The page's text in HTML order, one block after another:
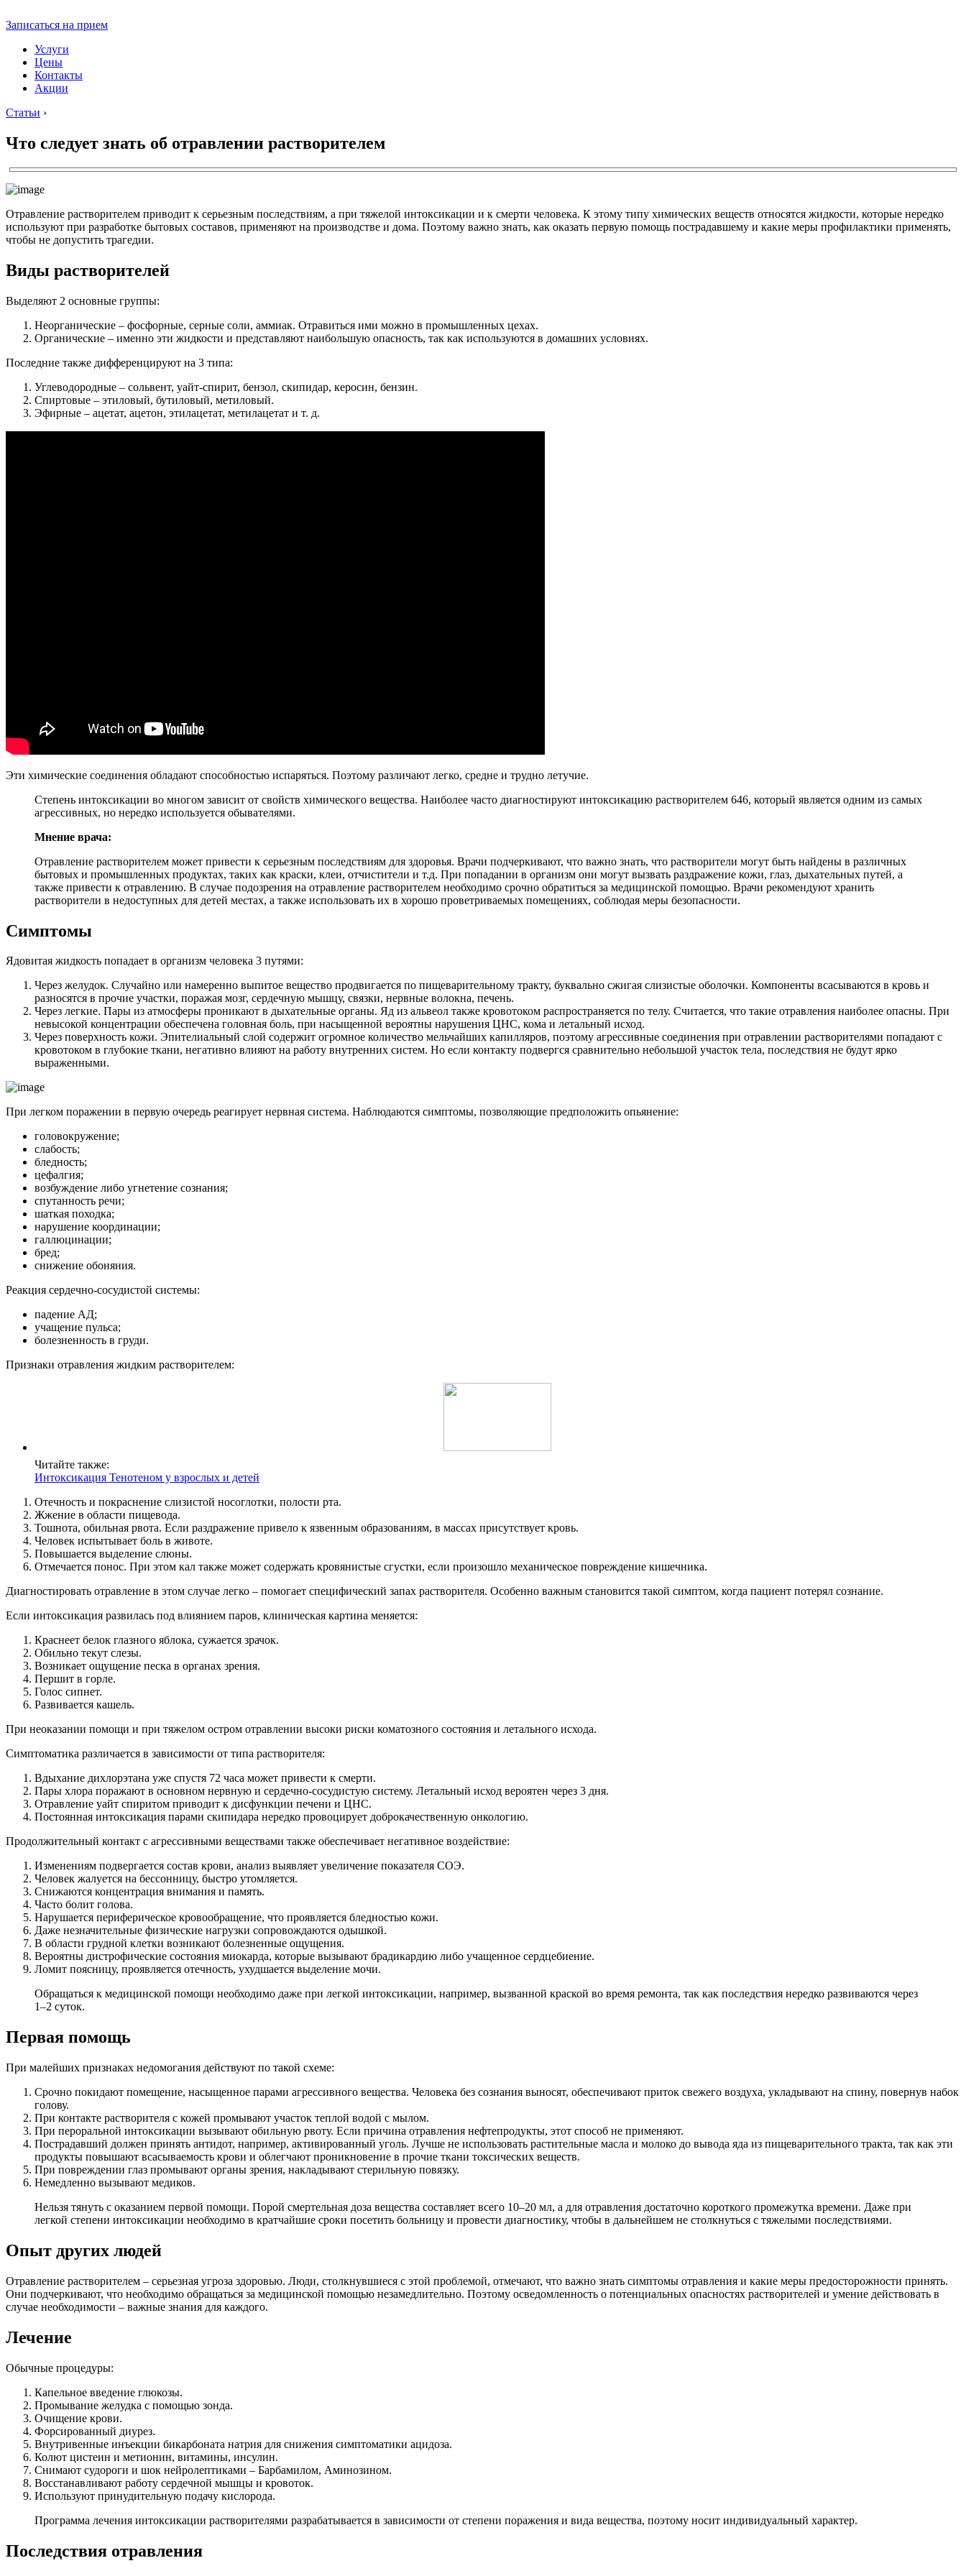
Записаться на прием
Услуги
Цены
Контакты
Акции
Статьи ›
Что следует знать об отравлении растворителем
Отравление растворителем приводит к серьезным последствиям, а при тяжелой интоксикации и к смерти человека. К этому типу химических веществ относятся жидкости, которые нередко
используют при разработке бытовых составов, применяют на производстве и дома. Поэтому важно знать, как оказать первую помощь пострадавшему и какие меры профилактики применять,
чтобы не допустить трагедии.
Виды растворителей
Выделяют 2 основные группы:
Неорганические – фосфорные, серные соли, аммиак. Отравиться ими можно в промышленных цехах.
Органические – именно эти жидкости и представляют наибольшую опасность, так как используются в домашних условиях.
Последние также дифференцируют на 3 типа:
Углеводородные – сольвент, уайт-спирит, бензол, скипидар, керосин, бензин.
Спиртовые – этиловый, бутиловый, метиловый.
Эфирные – ацетат, ацетон, этилацетат, метилацетат и т. д.
Эти химические соединения обладают способностью испаряться. Поэтому различают легко, средне и трудно летучие.
Степень интоксикации во многом зависит от свойств химического вещества. Наиболее часто диагностируют интоксикацию растворителем 646, который является одним из самых
агрессивных, но нередко используется обывателями.
Мнение врача:
Отравление растворителем может привести к серьезным последствиям для здоровья. Врачи подчеркивают, что важно знать, что растворители могут быть найдены в различных
бытовых и промышленных продуктах, таких как краски, клеи, отчистители и т.д. При попадании в организм они могут вызвать раздражение кожи, глаз, дыхательных путей, а
также привести к отравлению. В случае подозрения на отравление растворителем необходимо срочно обратиться за медицинской помощью. Врачи рекомендуют хранить
растворители в недоступных для детей местах, а также использовать их в хорошо проветриваемых помещениях, соблюдая меры безопасности.
Симптомы
Ядовитая жидкость попадает в организм человека 3 путями:
Через желудок. Случайно или намеренно выпитое вещество продвигается по пищеварительному тракту, буквально сжигая слизистые оболочки. Компоненты всасываются в кровь и
разносятся в прочие участки, поражая мозг, сердечную мышцу, связки, нервные волокна, печень.
Через легкие. Пары из атмосферы проникают в дыхательные органы. Яд из альвеол также кровотоком распространяется по телу. Считается, что такие отравления наиболее опасны. При
невысокой концентрации обеспечена головная боль, при насыщенной вероятны нарушения ЦНС, кома и летальный исход.
Через поверхность кожи. Эпителиальный слой содержит огромное количество мельчайших капилляров, поэтому агрессивные соединения при отравлении растворителями попадают с
кровотоком в глубокие ткани, негативно влияют на работу внутренних систем. Но если контакту подвергся сравнительно небольшой участок тела, последствия не будут ярко
выраженными.
При легком поражении в первую очередь реагирует нервная система. Наблюдаются симптомы, позволяющие предположить опьянение:
головокружение;
слабость;
бледность;
цефалгия;
возбуждение либо угнетение сознания;
спутанность речи;
шаткая походка;
нарушение координации;
галлюцинации;
бред;
снижение обоняния.
Реакция сердечно-сосудистой системы:
падение АД;
учащение пульса;
болезненность в груди.
Признаки отравления жидким растворителем:
Читайте также:
Интоксикация Тенотеном у взрослых и детей
Отечность и покраснение слизистой носоглотки, полости рта.
Жжение в области пищевода.
Тошнота, обильная рвота. Если раздражение привело к язвенным образованиям, в массах присутствует кровь.
Человек испытывает боль в животе.
Повышается выделение слюны.
Отмечается понос. При этом кал также может содержать кровянистые сгустки, если произошло механическое повреждение кишечника.
Диагностировать отравление в этом случае легко – помогает специфический запах растворителя. Особенно важным становится такой симптом, когда пациент потерял сознание.
Если интоксикация развилась под влиянием паров, клиническая картина меняется:
Краснеет белок глазного яблока, сужается зрачок.
Обильно текут слезы.
Возникает ощущение песка в органах зрения.
Першит в горле.
Голос сипнет.
Развивается кашель.
При неоказании помощи и при тяжелом остром отравлении высоки риски коматозного состояния и летального исхода.
Симптоматика различается в зависимости от типа растворителя:
Вдыхание дихлорэтана уже спустя 72 часа может привести к смерти.
Пары хлора поражают в основном нервную и сердечно-сосудистую систему. Летальный исход вероятен через 3 дня.
Отравление уайт спиритом приводит к дисфункции печени и ЦНС.
Постоянная интоксикация парами скипидара нередко провоцирует доброкачественную онкологию.
Продолжительный контакт с агрессивными веществами также обеспечивает негативное воздействие:
Изменениям подвергается состав крови, анализ выявляет увеличение показателя СОЭ.
Человек жалуется на бессонницу, быстро утомляется.
Снижаются концентрация внимания и память.
Часто болит голова.
Нарушается периферическое кровообращение, что проявляется бледностью кожи.
Даже незначительные физические нагрузки сопровождаются одышкой.
В области грудной клетки возникают болезненные ощущения.
Вероятны дистрофические состояния миокарда, которые вызывают брадикардию либо учащенное сердцебиение.
Ломит поясницу, проявляется отечность, ухудшается выделение мочи.
Обращаться к медицинской помощи необходимо даже при легкой интоксикации, например, вызванной краской во время ремонта, так как последствия нередко развиваются через
1–2 суток.
Первая помощь
При малейших признаках недомогания действуют по такой схеме:
Срочно покидают помещение, насыщенное парами агрессивного вещества. Человека без сознания выносят, обеспечивают приток свежего воздуха, укладывают на спину, повернув набок
голову.
При контакте растворителя с кожей промывают участок теплой водой с мылом.
При пероральной интоксикации вызывают обильную рвоту. Если причина отравления нефтепродукты, этот способ не применяют.
Пострадавший должен принять антидот, например, активированный уголь. Лучше не использовать растительные масла и молоко до вывода яда из пищеварительного тракта, так как эти
продукты повышают всасываемость крови и облегчают проникновение в прочие ткани токсических веществ.
При повреждении глаз промывают органы зрения, накладывают стерильную повязку.
Немедленно вызывают медиков.
Нельзя тянуть с оказанием первой помощи. Порой смертельная доза вещества составляет всего 10–20 мл, а для отравления достаточно короткого промежутка времени. Даже при
легкой степени интоксикации необходимо в кратчайшие сроки посетить больницу и провести диагностику, чтобы в дальнейшем не столкнуться с тяжелыми последствиями.
Опыт других людей
Отравление растворителем – серьезная угроза здоровью. Люди, столкнувшиеся с этой проблемой, отмечают, что важно знать симптомы отравления и какие меры предосторожности принять.
Они подчеркивают, что необходимо обращаться за медицинской помощью незамедлительно. Поэтому осведомленность о потенциальных опасностях растворителей и умение действовать в
случае необходимости – важные знания для каждого.
Лечение
Обычные процедуры:
Капельное введение глюкозы.
Промывание желудка с помощью зонда.
Очищение крови.
Форсированный диурез.
Внутривенные инъекции бикарбоната натрия для снижения симптоматики ацидоза.
Колют цистеин и метионин, витамины, инсулин.
Снимают судороги и шок нейролептиками – Барбамилом, Аминозином.
Восстанавливают работу сердечной мышцы и кровоток.
Используют принудительную подачу кислорода.
Программа лечения интоксикации растворителями разрабатывается в зависимости от степени поражения и вида вещества, поэтому носит индивидуальный характер.
Последствия отравления